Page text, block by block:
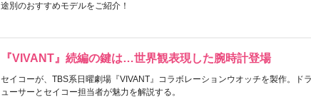
途別のおすすめモデルをご紹介！
『VIVANT』続編の鍵は…世界観表現した腕時計登場
セイコーが、TBS系日曜劇場『VIVANT』コラボレーションウオッチを製作。ド
ューサーとセイコー担当者が魅力を解説する。